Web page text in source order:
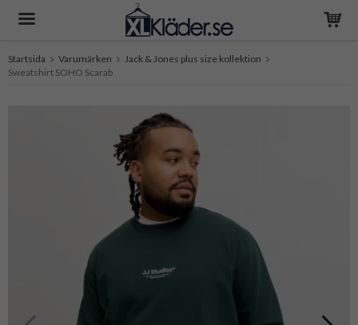
Produkten har blivit tillagd i varukorgen
Startsida Varumärken
Jack & Jones plus size kollektion
Sweatshirt SOHO Scarab